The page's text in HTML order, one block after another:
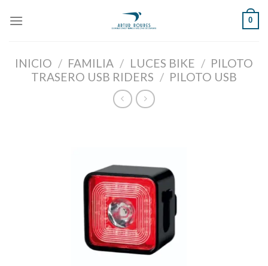
0
INICIO / FAMILIA / LUCES BIKE / PILOTO
TRASERO USB RIDERS / PILOTO USB